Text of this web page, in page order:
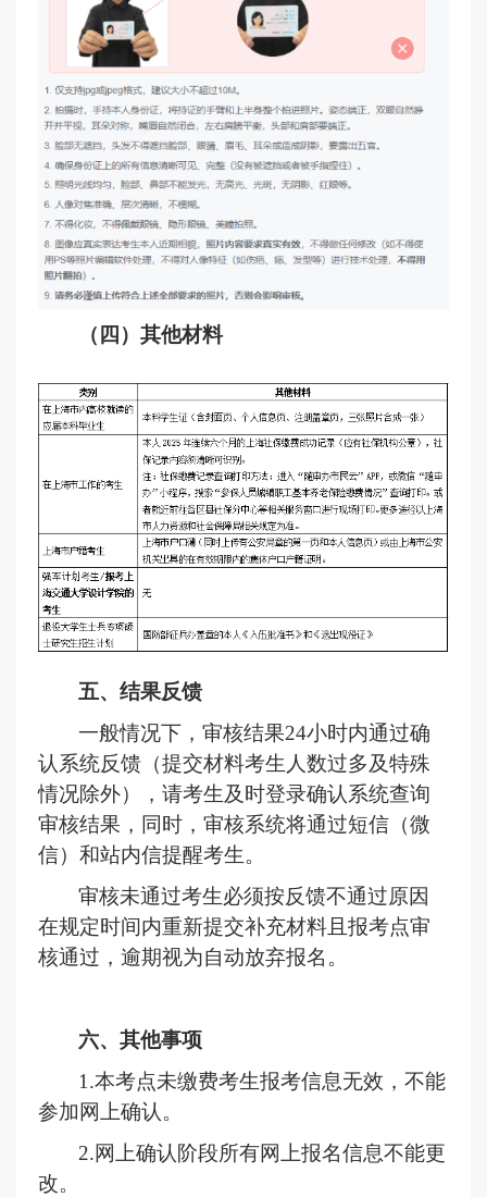
（四）其他材料
五、结果反馈
一般情况下，审核结果24小时内通过确
认系统反馈（提交材料考生人数过多及特殊
情况除外），请考生及时登录确认系统查询
审核结果，同时，审核系统将通过短信 （微
信） 和站内信提醒考生。
审核未通过考生必须按反馈不通过原因
在规定时间内重新提交补充材料 且报考点审
核通过 ，逾期视为自动放弃报名。
六、其他事项
1.本考点未缴费考生报考信息无效，不能
参加网上确认。
2.网上确认阶段所有网上报名信息不能更
改。